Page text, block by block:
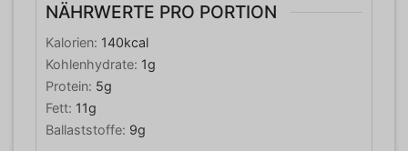
NÄHRWERTE PRO PORTION
Kalorien: 140kcal
Kohlenhydrate: 1g
Protein: 5g
Fett: 11g
Ballaststoffe: 9g